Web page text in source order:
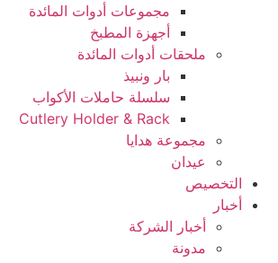
مجموعات أدوات المائدة
أجهزة المطبخ
ملحقات أدوات المائدة
بار ونبيذ
سلسلة حاملات الأكواب
Cutlery Holder & Rack
مجموعة هدايا
عيدان
التخصيص
أخبار
أخبار الشركة
مدونة